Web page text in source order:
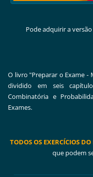
Pode adquirir a
O livro "Preparar o Exame -
dividido em seis
Combinatória e
Exames.
TODOS OS EXERCÍCIOS
que podem